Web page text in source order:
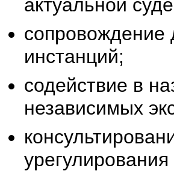
актуальной
сопровождение
инстанций;
содействие в
независимых
урегулирования